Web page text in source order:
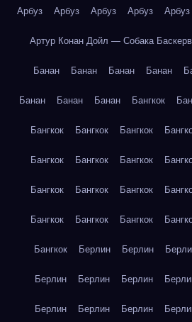
Арбуз Арбуз Арбуз Арбуз Арбуз
Артур Конан Дойл — Собака
Банан Банан Банан Банан
Банан Банан Банан Бангкок
Бангкок Бангкок Бангкок
Бангкок Бангкок Бангкок
Бангкок Бангкок Бангкок
Бангкок Бангкок Бангкок
Бангкок Берлин Берлин
Берлин Берлин Берлин
Берлин Берлин Берлин